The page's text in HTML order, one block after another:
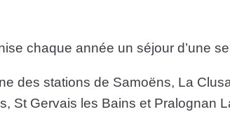
chaque année un séjour d’une
des stations de Samoëns, La
St Gervais les Bains et Pralognan